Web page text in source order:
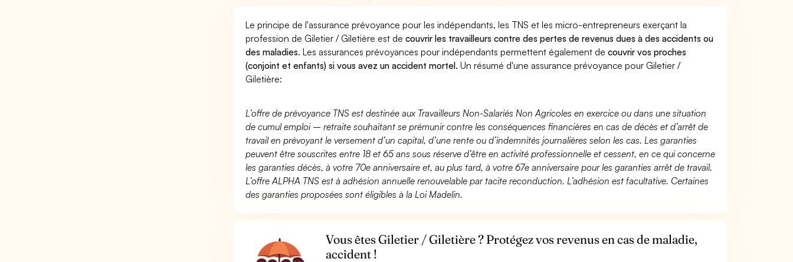
Le principe de l'assurance prévoyance pour les indépendants, les TNS et les micro-entrepreneurs exerçant la
profession de Giletier / Giletière est decouvrir les travailleurs contre des pertes de revenus dues à des accidents ou
des maladies. Les assurances prévoyances pour indépendants permettent également decouvrir vos proches
(conjoint et enfants) si vous avez un accident mortel. Un résumé d'une assurance prévoyance pour Giletier /
Giletière:
L’offre de prévoyance TNS est destinée aux Travailleurs Non-Salariés Non Agricoles en exercice ou dans une situation
de cumul emploi – retraite souhaitant se prémunir contre les conséquences financières en cas de décès et d’arrêt de
travail en prévoyant le versement d’un capital, d’une rente ou d’indemnités journalières selon les cas. Les garanties
peuvent être souscrites entre 18 et 65 ans sous réserve d’être en activité professionnelle et cessent, en ce qui concerne
les garanties décès, à votre 70e anniversaire et, au plus tard, à votre 67e anniversaire pour les garanties arrêt de travail.
L’offre ALPHA TNS est à adhésion annuelle renouvelable par tacite reconduction. L’adhésion est facultative. Certaines
des garanties proposées sont éligibles à la Loi Madelin.
Vous êtes Giletier / Giletière ? Protégez vos revenus en cas de maladie,
accident !